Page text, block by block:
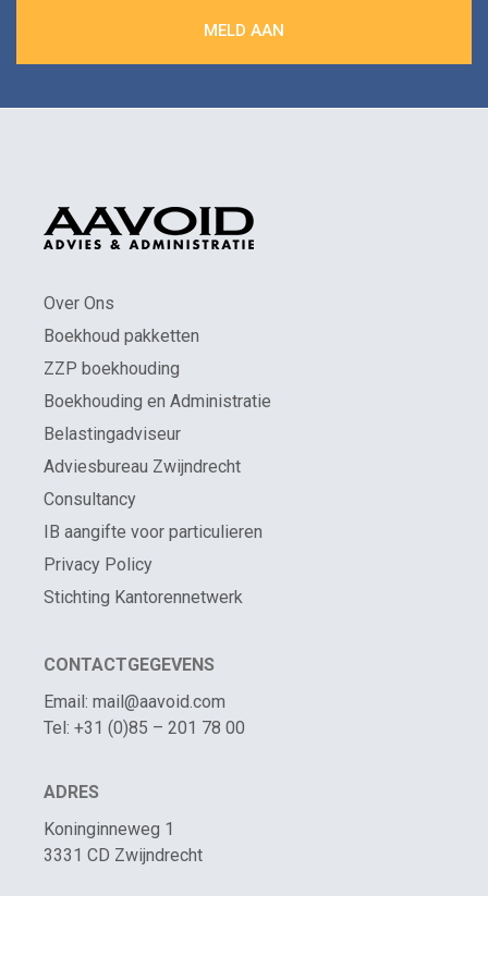
Over Ons
Boekhoud pakketten
ZZP boekhouding
Boekhouding en Administratie
Belastingadviseur
Adviesbureau Zwijndrecht
Consultancy
IB aangifte voor particulieren
Privacy Policy
Stichting Kantorennetwerk
CONTACTGEGEVENS
Email: mail@aavoid.com
Tel: +31 (0)85 – 201 78 00
ADRES
Koninginneweg 1
3331 CD Zwijndrecht